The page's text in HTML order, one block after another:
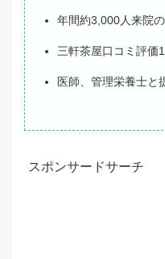
年間約3,000人来院
三軒茶屋口コミ評価
医師、管理栄養士と
スポンサードサーチ